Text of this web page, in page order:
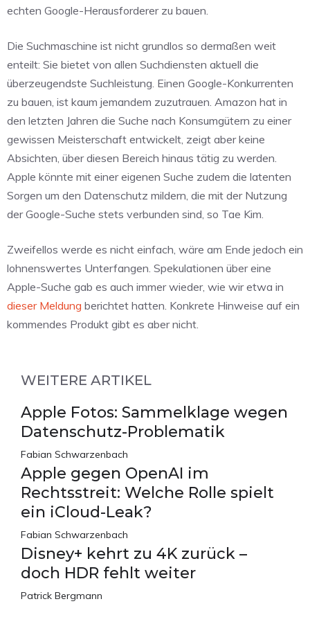
echten Google-Herausforderer zu bauen.
Die Suchmaschine ist nicht grundlos so dermaßen weit
enteilt: Sie bietet von allen Suchdiensten aktuell die
überzeugendste Suchleistung. Einen Google-Konkurrenten
zu bauen, ist kaum jemandem zuzutrauen. Amazon hat in
den letzten Jahren die Suche nach Konsumgütern zu einer
gewissen Meisterschaft entwickelt, zeigt aber keine
Absichten, über diesen Bereich hinaus tätig zu werden.
Apple könnte mit einer eigenen Suche zudem die latenten
Sorgen um den Datenschutz mildern, die mit der Nutzung
der Google-Suche stets verbunden sind, so Tae Kim.
Zweifellos werde es nicht einfach, wäre am Ende jedoch ein
lohnenswertes Unterfangen. Spekulationen über eine
Apple-Suche gab es auch immer wieder, wie wir etwa in
dieser Meldung berichtet hatten. Konkrete Hinweise auf ein
kommendes Produkt gibt es aber nicht.
WEITERE ARTIKEL
Apple Fotos: Sammelklage wegen
Datenschutz-Problematik
Fabian Schwarzenbach
Apple gegen OpenAI im
Rechtsstreit: Welche Rolle spielt
ein iCloud-Leak?
Fabian Schwarzenbach
Disney+ kehrt zu 4K zurück –
doch HDR fehlt weiter
Patrick Bergmann